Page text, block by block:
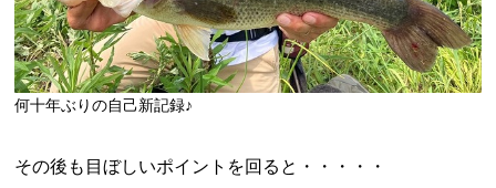
何十年ぶりの自己新記録♪
その後も目ぼしいポイントを回ると・・・・・